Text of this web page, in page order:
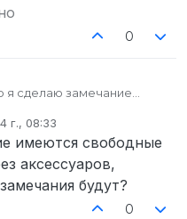
вообще не
если у вас все
Ибо это само по себе
0
я сделаю замечание
я понимаю вообще из
вообще не
если у вас все
и остальные делайте
с персонажами
и без аксессуаров
г., 08:33
имеются свободные
аксессуаров,
будут?
0